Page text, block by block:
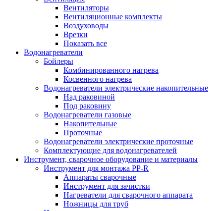
Вентиляторы
Вентиляционные комплекты
Воздуховоды
Врезки
Показать все
Водонагреватели
Бойлеры
Комбинированного нагрева
Косвенного нагрева
Водонагреватели электрические накопительные
Над раковиной
Под раковину
Водонагреватели газовые
Накопительные
Проточные
Водонагреватели электрические проточные
Комплектующие для водонагревателей
Инструмент, сварочное оборудование и материалы
Инструмент для монтажа PP-R
Аппараты сварочные
Инструмент для зачистки
Нагреватели для сварочного аппарата
Ножницы для труб